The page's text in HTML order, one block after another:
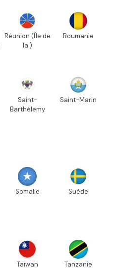
Réunion (Île de
la )
Roumanie
Saint-
Barthélemy
Saint-Marin
Somalie Suède
Taïwan Tanzanie